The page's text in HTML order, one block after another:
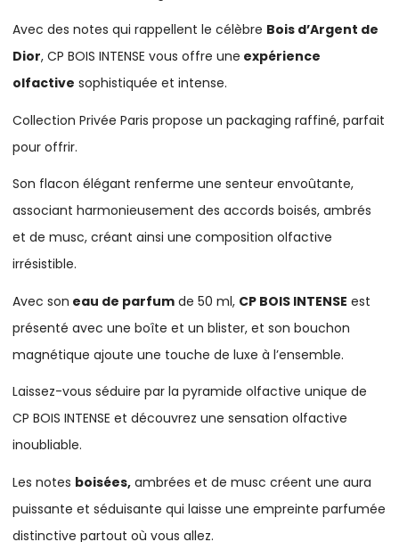
Avec des notes qui rappellent le célèbre Bois d’Argent de
Dior, CP BOIS INTENSE vous offre une expérience
olfactive sophistiquée et intense.
Collection Privée Paris propose un packaging raffiné, parfait
pour offrir.
Son flacon élégant renferme une senteur envoûtante,
associant harmonieusement des accords boisés, ambrés
et de musc, créant ainsi une composition olfactive
irrésistible.
Avec son eau de parfum de 50 ml, CP BOIS INTENSE est
présenté avec une boîte et un blister, et son bouchon
magnétique ajoute une touche de luxe à l’ensemble.
Laissez-vous séduire par la pyramide olfactive unique de
CP BOIS INTENSE et découvrez une sensation olfactive
inoubliable.
Les notes boisées, ambrées et de musc créent une aura
puissante et séduisante qui laisse une empreinte parfumée
distinctive partout où vous allez.